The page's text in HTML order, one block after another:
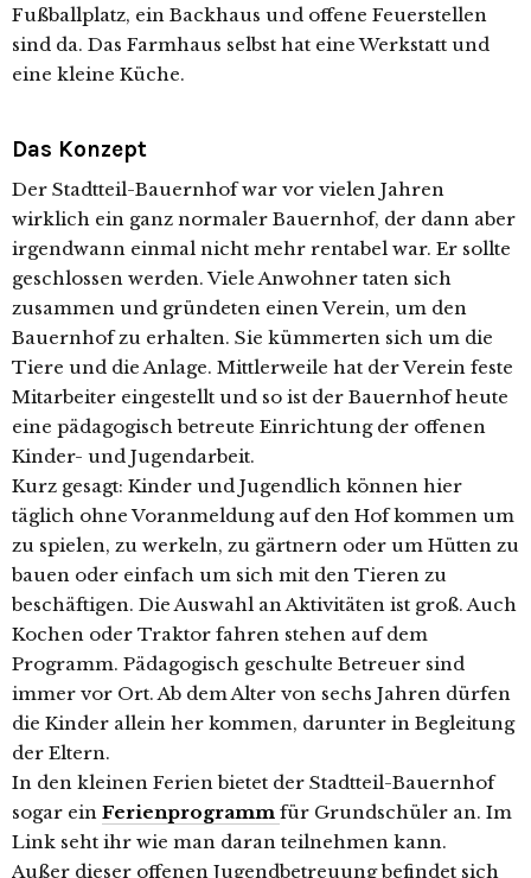
Fußballplatz, ein Backhaus und offene Feuerstellen
sind da. Das Farmhaus selbst hat eine Werkstatt und
eine kleine Küche.
Das Konzept
Der Stadtteil-Bauernhof war vor vielen Jahren
wirklich ein ganz normaler Bauernhof, der dann aber
irgendwann einmal nicht mehr rentabel war. Er sollte
geschlossen werden. Viele Anwohner taten sich
zusammen und gründeten einen Verein, um den
Bauernhof zu erhalten. Sie kümmerten sich um die
Tiere und die Anlage. Mittlerweile hat der Verein feste
Mitarbeiter eingestellt und so ist der Bauernhof heute
eine pädagogisch betreute Einrichtung der offenen
Kinder- und Jugendarbeit.
Kurz gesagt: Kinder und Jugendlich können hier
täglich ohne Voranmeldung auf den Hof kommen um
zu spielen, zu werkeln, zu gärtnern oder um Hütten zu
bauen oder einfach um sich mit den Tieren zu
beschäftigen. Die Auswahl an Aktivitäten ist groß. Auch
Kochen oder Traktor fahren stehen auf dem
Programm. Pädagogisch geschulte Betreuer sind
immer vor Ort. Ab dem Alter von sechs Jahren dürfen
die Kinder allein her kommen, darunter in Begleitung
der Eltern.
In den kleinen Ferien bietet der Stadtteil-Bauernhof
sogar ein Ferienprogramm für Grundschüler an. Im
Link seht ihr wie man daran teilnehmen kann.
Außer dieser offenen Jugendbetreuung befindet sich